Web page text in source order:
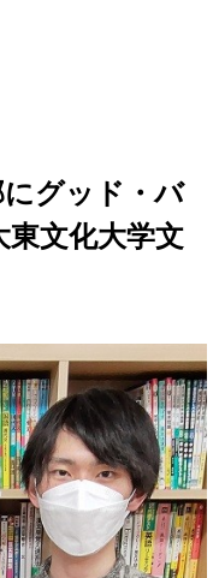
にグッド・バ
文化大学文